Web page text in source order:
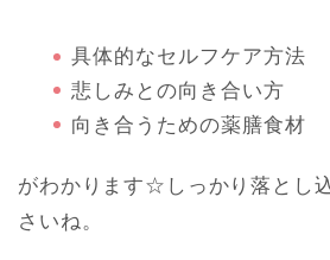
具体的なセルフケア方法
悲しみとの向き合い方
向き合うための薬膳食材
がわかります☆しっかり落とし
さいね。